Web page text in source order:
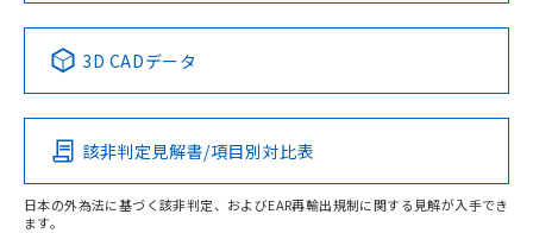
Pb Hg Cd Cr(VI)
O
3D CADデータ
該非判定見解書/項目別対比表
日本の外為法に基づく該非判定、およびEAR再輸出規制に関する見解が入手でき
ます。